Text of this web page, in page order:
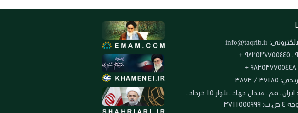
info@taqrib.ir
/ ٣٨٧٣
العنوان: ايران ـ قم ـ ميدان جهاد ـ بلوار ١٥ خرداد ـ